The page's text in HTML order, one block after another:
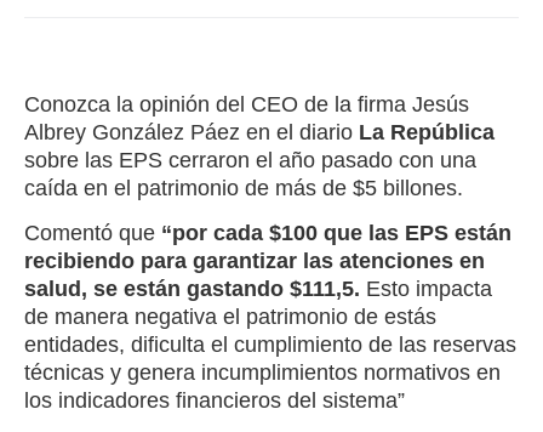
Conozca la opinión del CEO de la firma Jesús
Albrey González Páez en el diario La República
sobre las EPS cerraron el año pasado con una
caída en el patrimonio de más de $5 billones.
Comentó que “por cada $100 que las EPS están
recibiendo para garantizar las atenciones en
salud, se están gastando $111,5. Esto impacta
de manera negativa el patrimonio de estás
entidades, dificulta el cumplimiento de las reservas
técnicas y genera incumplimientos normativos en
los indicadores financieros del sistema”